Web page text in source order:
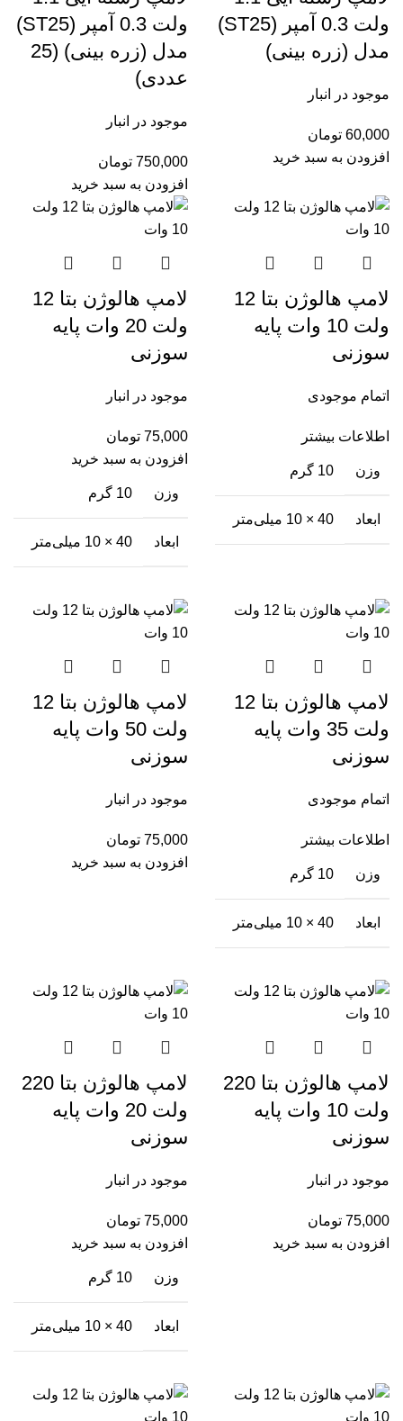
ولت 0.3 آمپر (ST25)
مدل (زره بینی)
موجود در انبار
60,000 تومان
افزودن به سبد خرید
ولت 0.3 آمپر (ST25)
مدل (زره بینی) (25
عددی)
موجود در انبار
750,000 تومان
افزودن به سبد خرید
لامپ هالوژن بتا 12
ولت 10 وات پایه
سوزنی
اتمام موجودی
اطلاعات بیشتر
وزن 10 گرم
ابعاد 40 × 10 میلی‌متر
لامپ هالوژن بتا 12
ولت 20 وات پایه
سوزنی
موجود در انبار
75,000 تومان
افزودن به سبد خرید
وزن 10 گرم
ابعاد 40 × 10 میلی‌متر
لامپ هالوژن بتا 12
ولت 35 وات پایه
سوزنی
اتمام موجودی
اطلاعات بیشتر
وزن 10 گرم
ابعاد 40 × 10 میلی‌متر
لامپ هالوژن بتا 12
ولت 50 وات پایه
سوزنی
موجود در انبار
75,000 تومان
افزودن به سبد خرید
لامپ هالوژن بتا 220
ولت 10 وات پایه
سوزنی
موجود در انبار
75,000 تومان
افزودن به سبد خرید
لامپ هالوژن بتا 220
ولت 20 وات پایه
سوزنی
موجود در انبار
75,000 تومان
افزودن به سبد خرید
وزن 10 گرم
ابعاد 40 × 10 میلی‌متر